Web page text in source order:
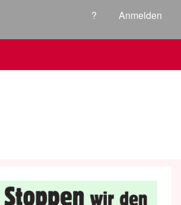
? Anmelden